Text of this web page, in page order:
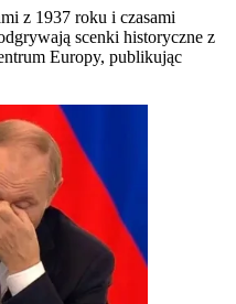
z 1937 roku i czasami
scenki historyczne z
Europy, publikując